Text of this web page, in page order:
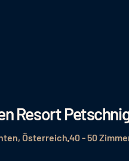
Resort
Österreich 40 - 50